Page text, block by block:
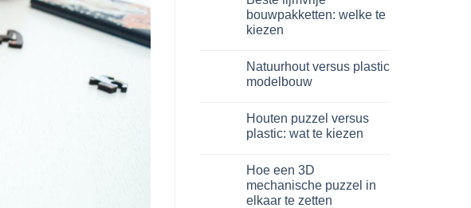
scegliere
Giochi
intelligenti
per
scegliere
bouwpakketten: welke te
kiezen
op
Migliori
kit
colla:
quali
scegliere
Natuurhout versus plastic
modelbouw
op
Legno
naturale
modellismo
Houten puzzel versus
plastic: wat te kiezen
op
legno
vs
Hoe een 3D
mechanische puzzel in
elkaar te zetten